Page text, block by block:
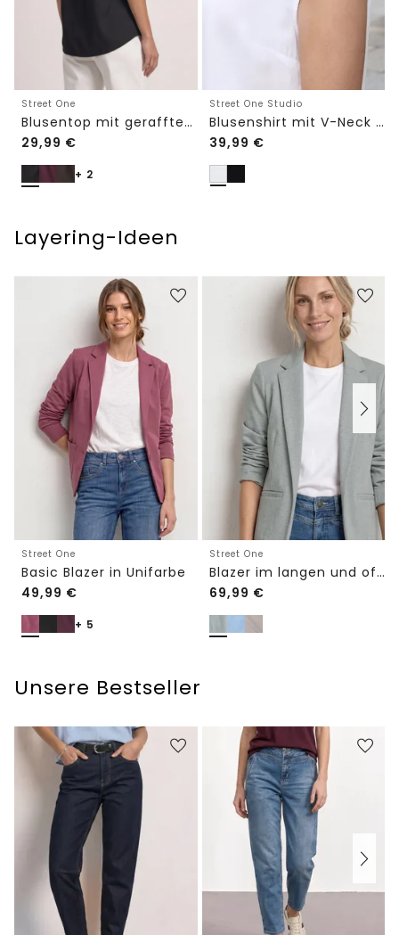
Street One
Blusentop mit gerafftem Rundhals
29,99 €
+ 2
Street One Studio
Blusenshirt mit V-Neck und Spitze
39,99 €
Layering-Ideen
Street One
Basic Blazer in Unifarbe
49,99 €
+ 5
Street One
Blazer im langen und offenen Schnitt
69,99 €
Unsere Bestseller